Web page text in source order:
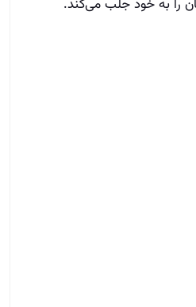
را به خود جلب می‌کند.